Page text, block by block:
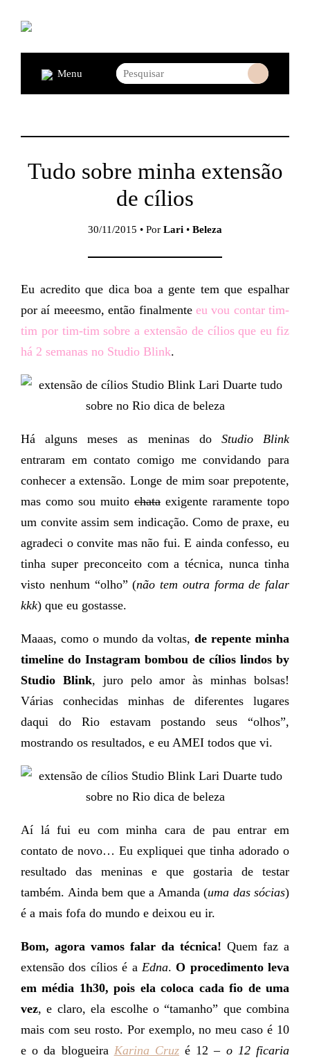
Menu
Tudo sobre minha extensão
de cílios
30/11/2015 • Por Lari • Beleza
Eu acredito que dica boa a gente tem que espalhar
por aí meeesmo, então finalmente eu vou contar tim-
tim por tim-tim sobre a extensão de cílios que eu fiz
há 2 semanas no Studio Blink.
Há alguns meses as meninas do Studio Blink
entraram em contato comigo me convidando para
conhecer a extensão. Longe de mim soar prepotente,
mas como sou muito chata exigente raramente topo
um convite assim sem indicação. Como de praxe, eu
agradeci o convite mas não fui. E ainda confesso, eu
tinha super preconceito com a técnica, nunca tinha
visto nenhum “olho” (não tem outra forma de falar
kkk) que eu gostasse.
Maaas, como o mundo da voltas,de repente minha
timeline do Instagram bombou de cílios lindos by
Studio Blink, juro pelo amor às minhas bolsas!
Várias conhecidas minhas de diferentes lugares
daqui do Rio estavam postando seus “olhos”,
mostrando os resultados, e eu AMEI todos que vi.
Aí lá fui eu com minha cara de pau entrar em
contato de novo… Eu expliquei que tinha adorado o
resultado das meninas e que gostaria de testar
também. Ainda bem que a Amanda (uma das sócias)
é a mais fofa do mundo e deixou eu ir.
Bom, agora vamos falar da técnica! Quem faz a
extensão dos cílios é aEdna.O procedimento leva
em média 1h30, pois ela coloca cada fio de uma
vez, e claro, ela escolhe o “tamanho” que combina
mais com seu rosto. Por exemplo, no meu caso é 10
e o da blogueira Karina Cruzé 12 – o 12 ficaria